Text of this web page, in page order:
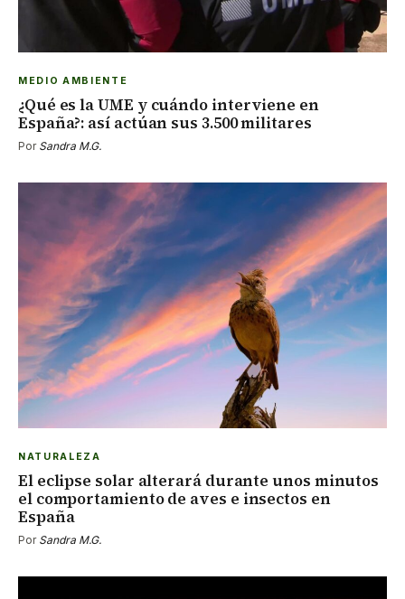
MEDIO AMBIENTE
¿Qué es la UME y cuándo interviene en
España?: así actúan sus 3.500 militares
Por Sandra M.G.
NATURALEZA
El eclipse solar alterará durante unos minutos
el comportamiento de aves e insectos en
España
Por Sandra M.G.